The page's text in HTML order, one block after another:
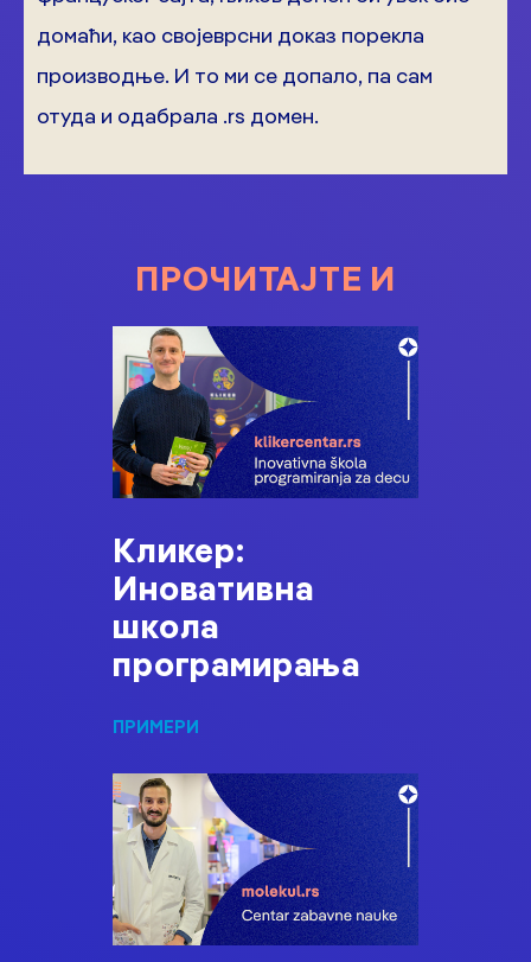
домаћи, као својеврсни доказ порекла
производње. И то ми се допало, па сам
отуда и одабрала .rs домен.
ПРОЧИТАЈТЕ И
Кликер:
Иновативна
школа
програмирања
ПРИМЕРИ